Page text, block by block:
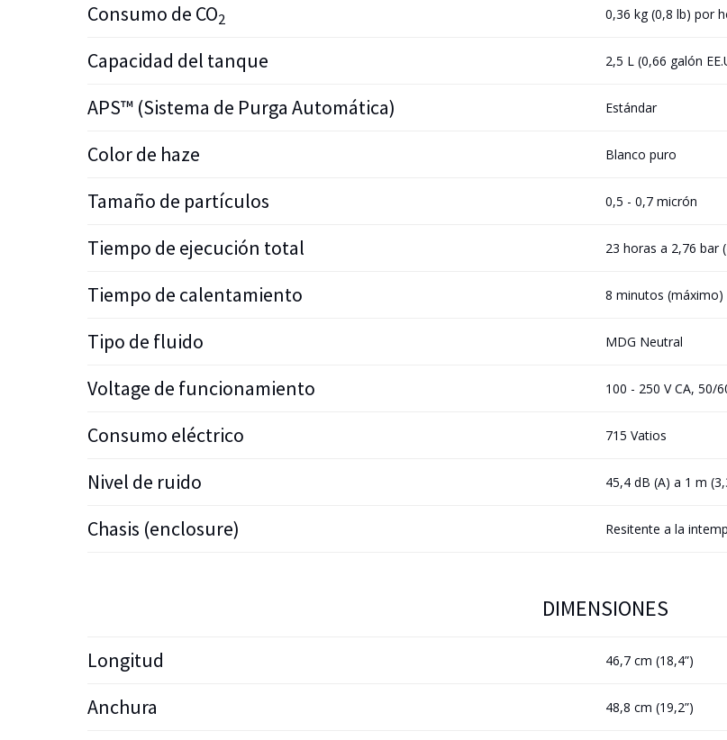
Consumo de CO2 0,36 kg (0,8 lb) por
Capacidad del tanque 2,5 L (0,66 galón
APS™ (Sistema de Purga Automática) Estándar
Color de haze Blanco puro
Tamaño de partículos 0,5 - 0,7 micrón
Tiempo de ejecución total 23 horas a 2,76 bar
Tiempo de calentamiento 8 minutos (máximo)
Tipo de fluido MDG Neutral
Voltage de funcionamiento 100 - 250 V CA, 50/
Consumo eléctrico 715 Vatios
Nivel de ruido 45,4 dB (A) a 1 m
Chasis (enclosure) Resitente a la
DIMENSIONES
Longitud 46,7 cm (18,4”)
Anchura 48,8 cm (19,2”)